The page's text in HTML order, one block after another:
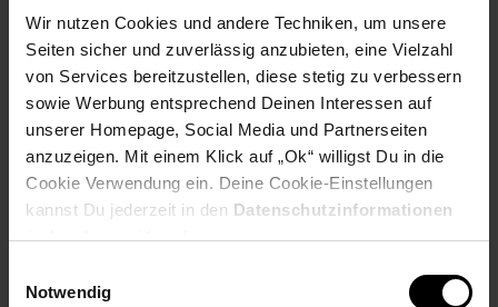
Wir nutzen Cookies und andere Techniken, um unsere
Seiten sicher und zuverlässig anzubieten, eine Vielzahl
von Services bereitzustellen, diese stetig zu verbessern
sowie Werbung entsprechend Deinen Interessen auf
unserer Homepage, Social Media und Partnerseiten
anzuzeigen. Mit einem Klick auf „Ok“ willigst Du in die
Cookie Verwendung ein. Deine Cookie-Einstellungen
kannst Du jederzeit in den Datenschutzinformationen
ändern bzw. widerrufen.
Notwendig
Höhe: 42,5 cm
Tiefe: 40 cm
Kleiner Tisch
Breite: 35 cm
Höhe 39,5 cm
Tiefe: 35 cm
Farbe
Tischplatte: Weiß (Marmor-Optik)